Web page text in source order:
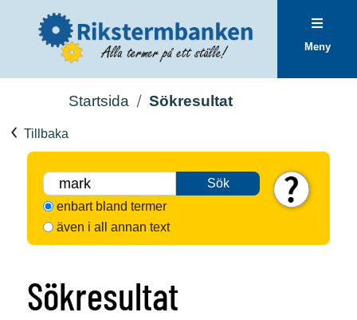
Meny
Startsida Sökresultat
Tillbaka
Sök
enbart bland termer
även i all annan text
Sökresultat